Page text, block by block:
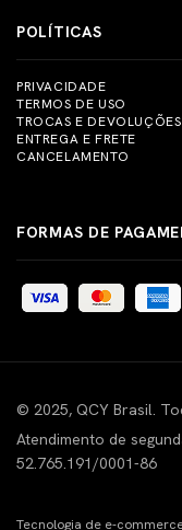
POLÍTICAS
PRIVACIDADE
TERMOS DE USO
TROCAS E DEVOLUÇÕES
ENTREGA E FRETE
CANCELAMENTO
FORMAS DE
© 2025, QCY Brasil.
Atendimento de
52.765.191/0001-86
Tecnologia de e-